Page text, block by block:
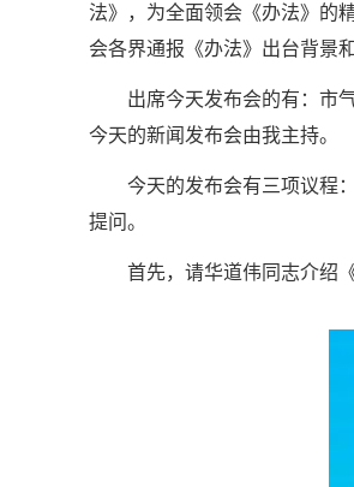
法》，为全面领会《办法》的
会各界通报《办法》出台背景
出席今天发布会的有：市
今天的新闻发布会由我主持。
今天的发布会有三项议程
提问。
首先，请华道伟同志介绍